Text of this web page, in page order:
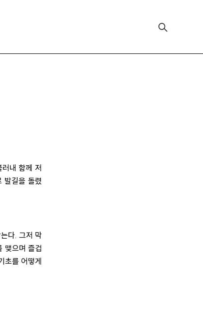
내 함께 저
발길을 돌렸
다. 그저 막
맺으며 즐겁
초를 어떻게